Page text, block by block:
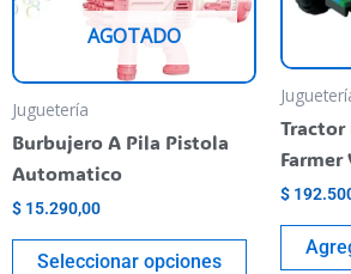
AGOTADO
Juguetería
Burbujero A Pila Pistola
Automatico
$ 15.290,00
Seleccionar opciones
Las
se
pueden
elegir
página
Tractor
Farmer
$